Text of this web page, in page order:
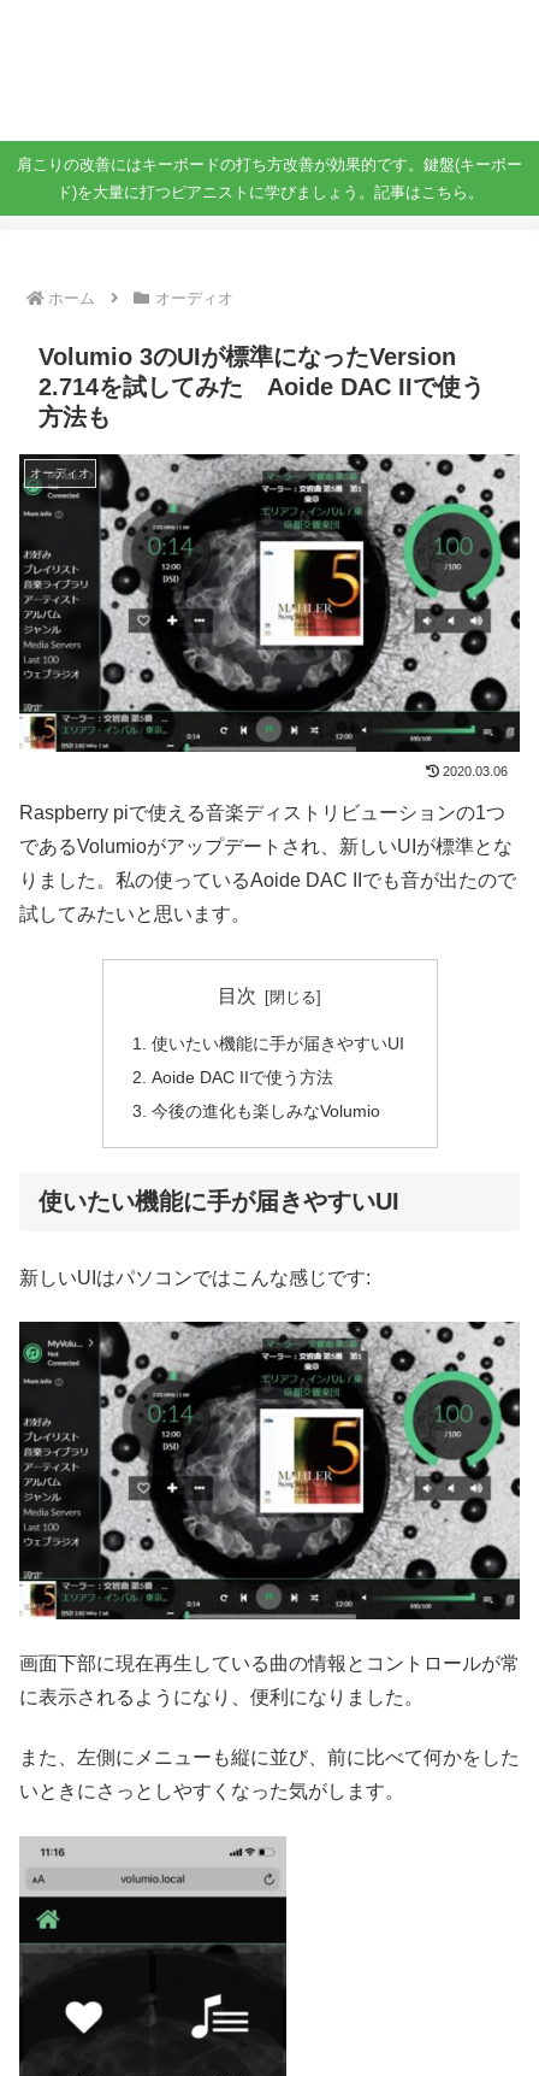
肩こりの改善にはキーボードの打ち方改善が効果的です。鍵盤(キーボー
ド)を大量に打つピアニストに学びましょう。記事はこちら。
ホーム オーディオ
Volumio 3のUIが標準になったVersion
2.714を試してみた Aoide DAC IIで使う
方法も
オーディオ
2020.03.06
Raspberry piで使える音楽ディストリビューションの1つ
であるVolumioがアップデートされ、新しいUIが標準とな
りました。私の使っているAoide DAC IIでも音が出たので
試してみたいと思います。
目次
使いたい機能に手が届きやすいUI
Aoide DAC IIで使う方法
今後の進化も楽しみなVolumio
使いたい機能に手が届きやすいUI
新しいUIはパソコンではこんな感じです:
画面下部に現在再生している曲の情報とコントロールが常
に表示されるようになり、便利になりました。
また、左側にメニューも縦に並び、前に比べて何かをした
いときにさっとしやすくなった気がします。